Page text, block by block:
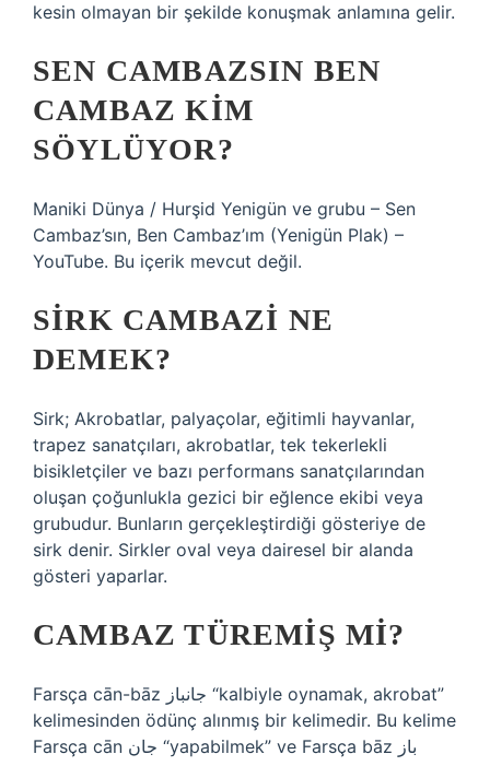
kesin olmayan bir şekilde konuşmak anlamına gelir.
SEN CAMBAZSIN BEN
CAMBAZ KIM
SÖYLÜYOR?
Maniki Dünya / Hurşid Yenigün ve grubu – Sen
Cambaz’sın, Ben Cambaz’ım (Yenigün Plak) –
YouTube. Bu içerik mevcut değil.
SIRK CAMBAZI NE
DEMEK?
Sirk; Akrobatlar, palyaçolar, eğitimli hayvanlar,
trapez sanatçıları, akrobatlar, tek tekerlekli
bisikletçiler ve bazı performans sanatçılarından
oluşan çoğunlukla gezici bir eğlence ekibi veya
grubudur. Bunların gerçekleştirdiği gösteriye de
sirk denir. Sirkler oval veya dairesel bir alanda
gösteri yaparlar.
CAMBAZ TÜREMIŞ MI?
Farsça cān-bāz جانباز “kalbiyle oynamak, akrobat”
kelimesinden ödünç alınmış bir kelimedir. Bu kelime
Farsça cān جان “yapabilmek” ve Farsça bāz باز